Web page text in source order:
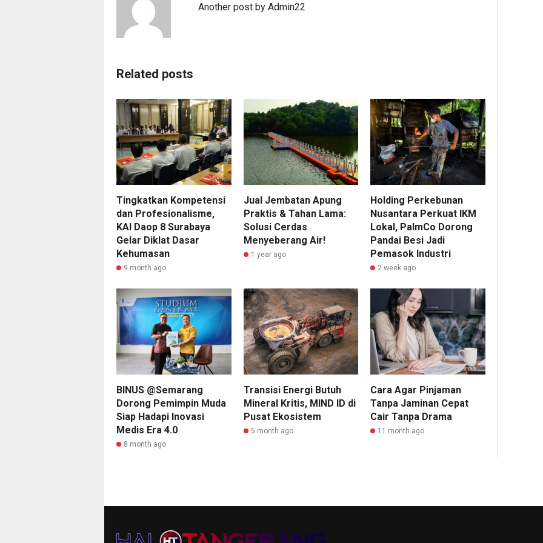
Another post by Admin22
Related posts
Tingkatkan Kompetensi
dan Profesionalisme,
KAI Daop 8 Surabaya
Gelar Diklat Dasar
Kehumasan
9 month ago
Jual Jembatan Apung
Praktis & Tahan Lama:
Solusi Cerdas
Menyeberang Air!
1 year ago
Holding Perkebunan
Nusantara Perkuat IKM
Lokal, PalmCo Dorong
Pandai Besi Jadi
Pemasok Industri
2 week ago
BINUS @Semarang
Dorong Pemimpin Muda
Siap Hadapi Inovasi
Medis Era 4.0
8 month ago
Transisi Energi Butuh
Mineral Kritis, MIND ID di
Pusat Ekosistem
5 month ago
Cara Agar Pinjaman
Tanpa Jaminan Cepat
Cair Tanpa Drama
11 month ago